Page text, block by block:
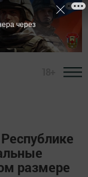
размере
через